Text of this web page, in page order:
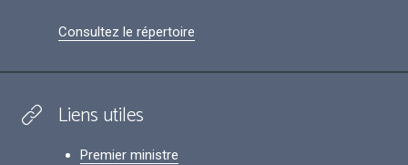
Consultez le répertoire
Liens utiles
Premier ministre